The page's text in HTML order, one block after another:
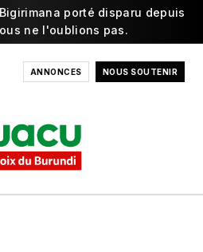
porté disparu depuis
ne l'oublions pas.
ANNONCES NOUS SOUTENIR